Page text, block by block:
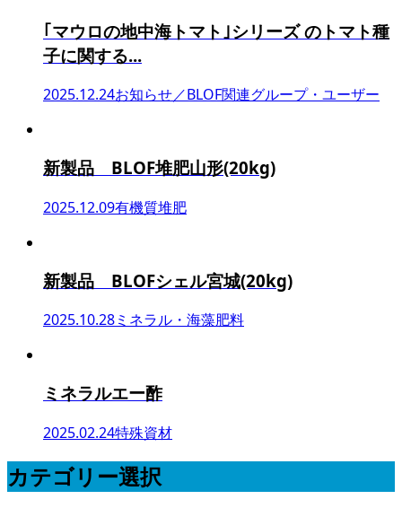
｢マウロの地中海トマト｣シリーズ のトマト種
子に関する...
2025.12.24お知らせ／BLOF関連グループ・ユーザー
新製品 BLOF堆肥山形(20kg)
2025.12.09有機質堆肥
新製品 BLOFシェル宮城(20kg)
2025.10.28ミネラル・海藻肥料
ミネラルエー酢
2025.02.24特殊資材
カテゴリー選択